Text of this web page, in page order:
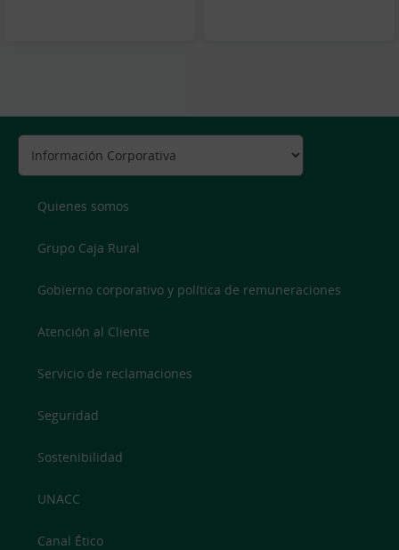
Quienes somos
Grupo Caja Rural
Gobierno corporativo y política de remuneraciones
Atención al Cliente
Servicio de reclamaciones
Seguridad
Sostenibilidad
UNACC
Canal Ético